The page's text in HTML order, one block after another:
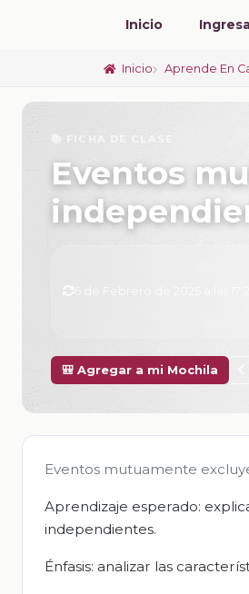
Inicio
Inicio Aprende En
📚 FICHA DE CLASE
Eventos
🎒 Agregar a mi Mochila
Eventos mutuamente
Aprendizaje esperado:
independientes.
Énfasis: analizar las